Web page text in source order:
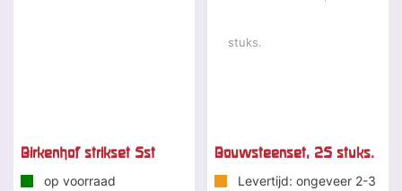
Birkenhof strikset 5st
op voorraad
Bouwsteenset, 25 stuks.
Levertijd: ongeveer 2-3